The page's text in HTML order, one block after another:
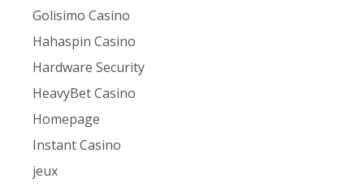
Golisimo Casino
Hahaspin Casino
Hardware Security
HeavyBet Casino
Homepage
Instant Casino
jeux